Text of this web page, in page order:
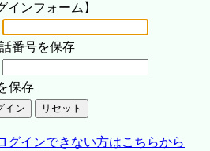
インフォーム】
番号を保存
保存
グインできない方はこちらから